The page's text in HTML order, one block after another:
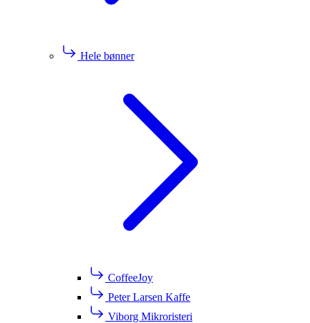
Hele bønner
CoffeeJoy
Peter Larsen Kaffe
Viborg Mikroristeri